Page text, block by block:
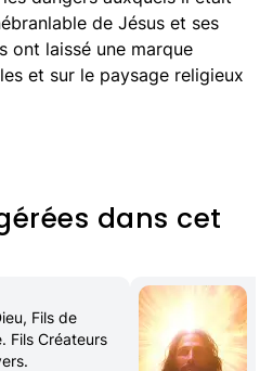
de Jésus et ses
ont laissé une marque
et sur le paysage religieux
dans cet
Fils de
Fils Créateurs